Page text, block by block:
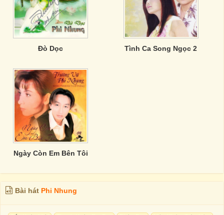
Đò Dọc Tình Ca Song Ngọc 2
Ngày Còn Em Bên Tôi
Bài hát Phi Nhung